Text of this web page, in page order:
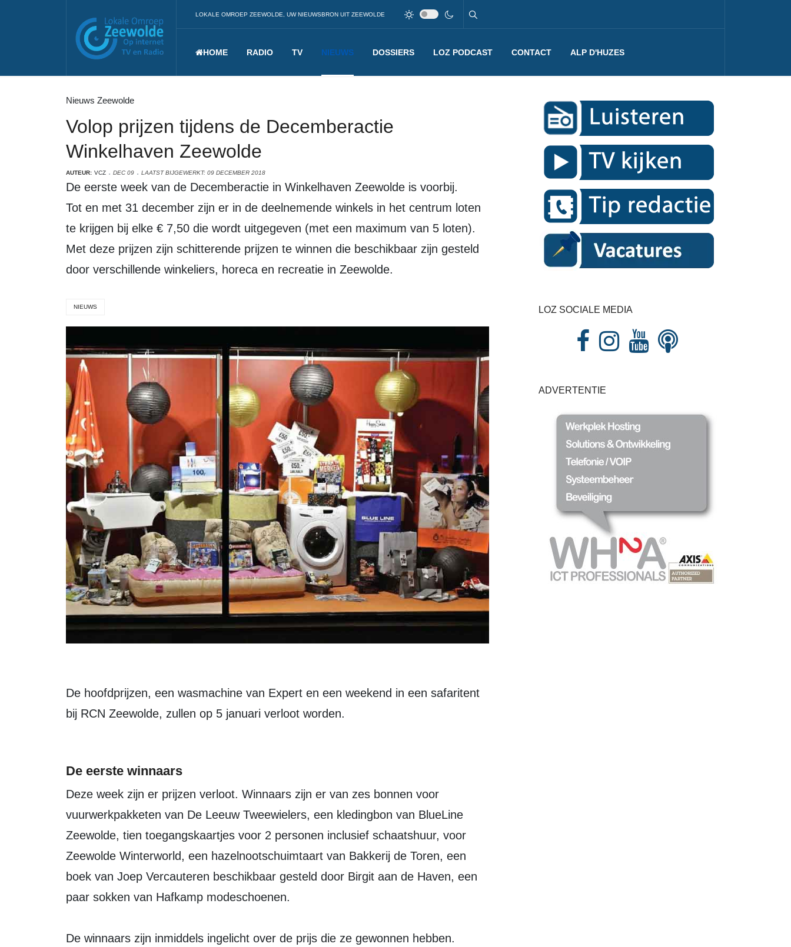
LOKALE OMROEP ZEEWOLDE, UW NIEUWSBRON UIT ZEEWOLDE
HOME RADIO TV NIEUWS DOSSIERS LOZ PODCAST CONTACT ALP D'HUZES
Nieuws Zeewolde
Volop prijzen tijdens de Decemberactie
Winkelhaven Zeewolde
AUTEUR: VCZ DEC 09 LAATST BIJGEWERKT: 09 DECEMBER 2018
De eerste week van de Decemberactie in Winkelhaven Zeewolde is voorbij.
Tot en met 31 december zijn er in de deelnemende winkels in het centrum loten
te krijgen bij elke € 7,50 die wordt uitgegeven (met een maximum van 5 loten).
Met deze prijzen zijn schitterende prijzen te winnen die beschikbaar zijn gesteld
door verschillende winkeliers, horeca en recreatie in Zeewolde.
NIEUWS
De hoofdprijzen, een wasmachine van Expert en een weekend in een safaritent
bij RCN Zeewolde, zullen op 5 januari verloot worden.
De eerste winnaars
Deze week zijn er prijzen verloot. Winnaars zijn er van zes bonnen voor
vuurwerkpakketen van De Leeuw Tweewielers, een kledingbon van BlueLine
Zeewolde, tien toegangskaartjes voor 2 personen inclusief schaatshuur, voor
Zeewolde Winterworld, een hazelnootschuimtaart van Bakkerij de Toren, een
boek van Joep Vercauteren beschikbaar gesteld door Birgit aan de Haven, een
paar sokken van Hafkamp modeschoenen.
De winnaars zijn inmiddels ingelicht over de prijs die ze gewonnen hebben.
LOZ SOCIALE MEDIA
ADVERTENTIE